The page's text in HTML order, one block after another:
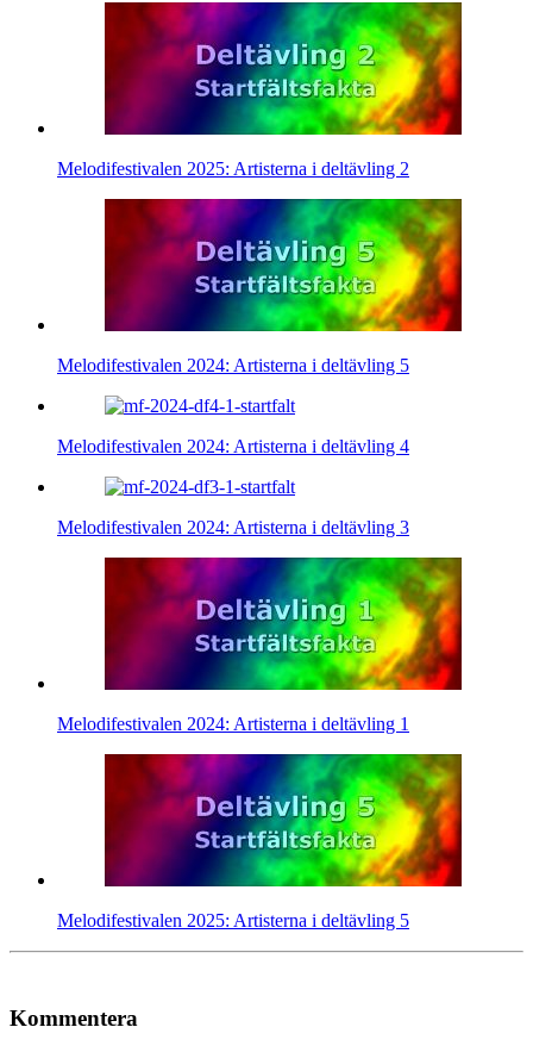
Melodifestivalen 2025: Artisterna i deltävling 2
Melodifestivalen 2024: Artisterna i deltävling 5
Melodifestivalen 2024: Artisterna i deltävling 4
Melodifestivalen 2024: Artisterna i deltävling 3
Melodifestivalen 2024: Artisterna i deltävling 1
Melodifestivalen 2025: Artisterna i deltävling 5
Kommentera